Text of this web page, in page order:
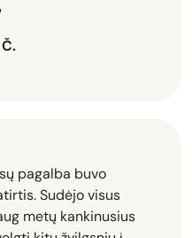
pagalba buvo
Sudėjo visus
metų kankinusius